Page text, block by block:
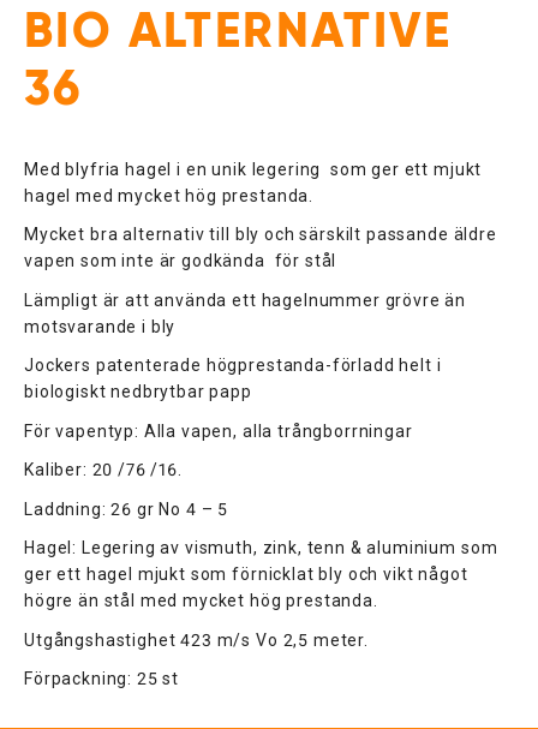
BIO ALTERNATIVE
36
Med blyfria hagel i en unik legering som ger ett mjukt
hagel med mycket hög prestanda.
Mycket bra alternativ till bly och särskilt passande äldre
vapen som inte är godkända för stål
Lämpligt är att använda ett hagelnummer grövre än
motsvarande i bly
Jockers patenterade högprestanda-förladd helt i
biologiskt nedbrytbar papp
För vapentyp: Alla vapen, alla trångborrningar
Kaliber: 20 /76 /16.
Laddning: 26 gr No 4 – 5
Hagel: Legering av vismuth, zink, tenn & aluminium som
ger ett hagel mjukt som förnicklat bly och vikt något
högre än stål med mycket hög prestanda.
Utgångshastighet 423 m/s Vo 2,5 meter.
Förpackning: 25 st